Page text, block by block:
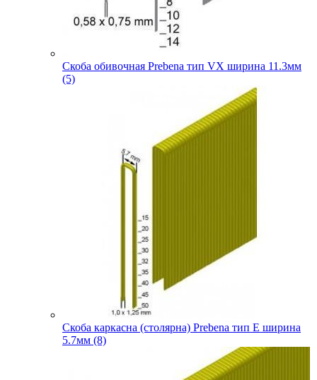
Скоба обивочная Prebena тип VX ширина 11.3мм
(5)
Скоба каркасна (столярна) Prebena тип E ширина
5.7мм (8)